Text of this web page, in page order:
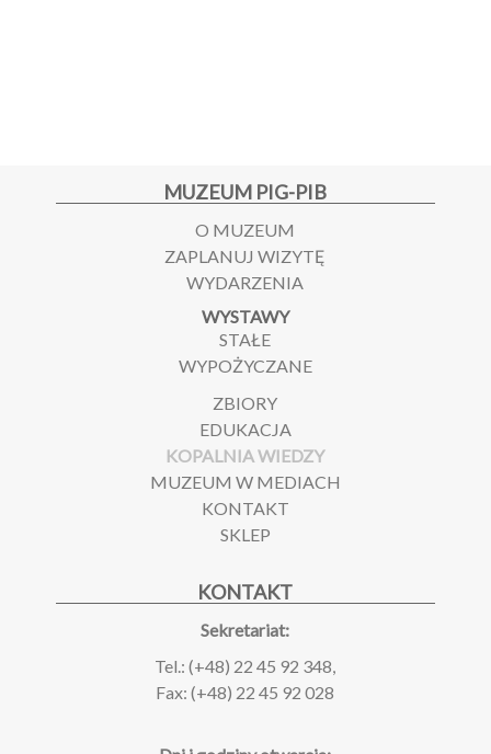
MUZEUM PIG-PIB
O MUZEUM
ZAPLANUJ WIZYTĘ
WYDARZENIA
WYSTAWY
STAŁE
WYPOŻYCZANE
ZBIORY
EDUKACJA
KOPALNIA WIEDZY
MUZEUM W MEDIACH
KONTAKT
SKLEP
KONTAKT
Sekretariat:
Tel.: (+48) 22 45 92 348,
Fax: (+48) 22 45 92 028